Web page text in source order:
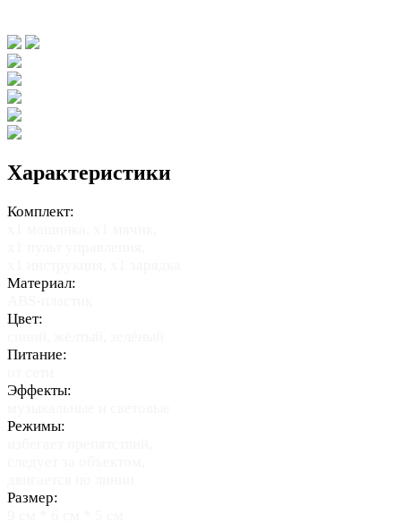
Характеристики
Комплект:
Материал:
Цвет:
Питание:
Эффекты:
Режимы:
Размер: